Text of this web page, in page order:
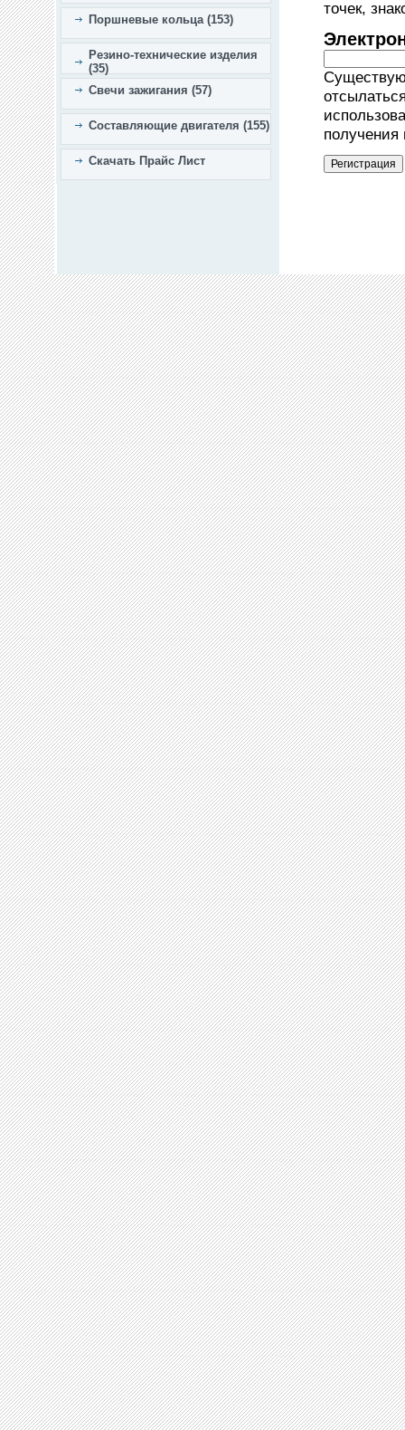
Поршневые кольца (153)
Резино-технические изделия
(35)
Свечи зажигания (57)
Составляющие двигателя (155)
Скачать Прайс Лист
точек,
получения